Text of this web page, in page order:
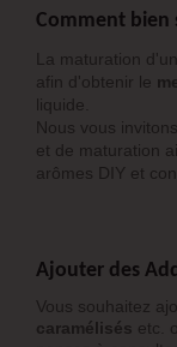
Comment bien
La maturation
afin d'obtenir le
liquide.
Nous vous
et de maturation
arômes DIY et
Ajouter des
Vous souhaitez
caramélisés etc.